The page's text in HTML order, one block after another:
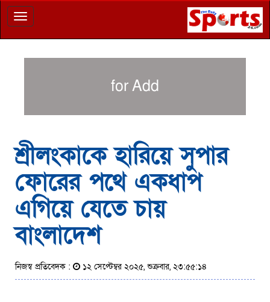
Toggle
navigation
for Add
শ্রীলংকাকে হারিয়ে সুপার
ফোরের পথে একধাপ
এগিয়ে যেতে চায়
বাংলাদেশ
নিজস্ব প্রতিবেদক : ১২ সেপ্টেম্বর ২০২৫, শুক্রবার, ২৩:৫৫:১৪